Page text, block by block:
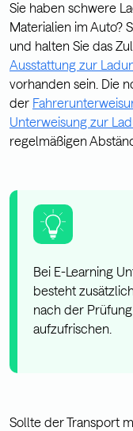
Sie haben schwere
Materialien im Auto?
und halten Sie das
Ausstattung zur
vorhanden sein. Die
der
Unterweisung zur
regelmäßigen
Bei E-Learning
besteht
nach der
aufzufrischen.
Sollte der Transport